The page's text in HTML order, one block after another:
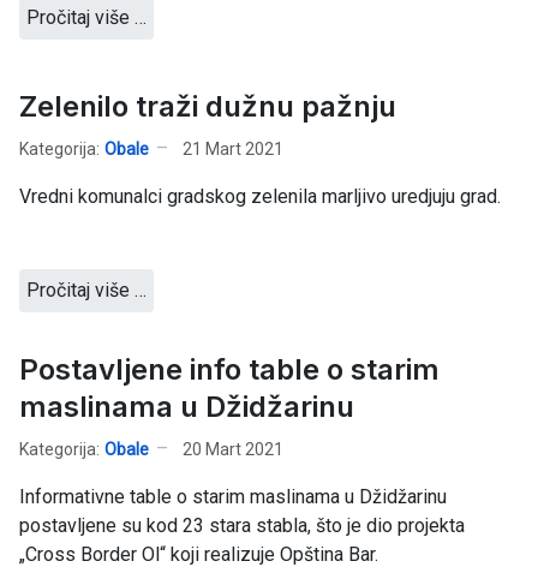
Pročitaj više …
Zelenilo traži dužnu pažnju
Kategorija: Obale 21 Mart 2021
Vredni komunalci gradskog zelenila marljivo uredjuju grad.
Pročitaj više …
Postavljene info table o starim
maslinama u Džidžarinu
Kategorija: Obale 20 Mart 2021
Informativne table o starim maslinama u Džidžarinu
postavljene su kod 23 stara stabla, što je dio projekta
„Cross Border Ol“ koji realizuje Opština Bar.